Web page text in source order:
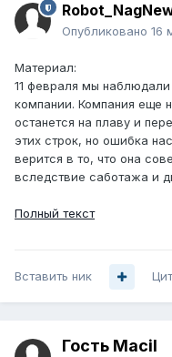
Опубликовано 16
Материал:
11 февраля мы
компании. Компания еще
останется на плаву и
этих строк, но ошибка
верится в то, что она
вследствие саботажа и
Полный текст
Вставить ник
Гость Macil